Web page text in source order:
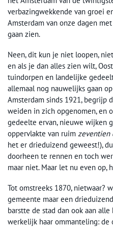
verbazingwekkende van groei
Amsterdam van onze dagen
gaan zien.
Neen, dit kun je niet loopen,
en als je dan alles zien wilt,
tuindorpen en landelijke
allemaal nog nauwelijks gaan
Amsterdam sinds 1921, begrijp
weiden in zich opgenomen, en
gedeelte ervan, nieuwe wijken
oppervlakte van ruim zeventien
het er drieduizend geweest!),
doorheen te rennen en toch
maar niet. Maar let nu even op,
Tot omstreeks 1870, nietwaar?
gemeente maar een
barstte de stad dan ook aan
werkelijk haar ommanteling: de